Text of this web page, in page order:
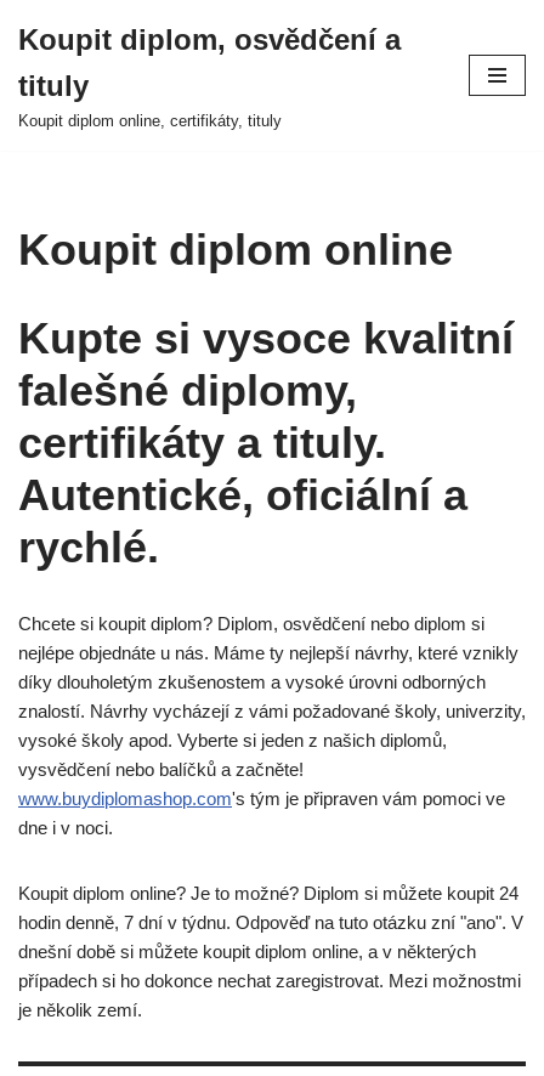
na
obsah
Koupit diplom, osvědčení a
tituly
Koupit diplom online, certifikáty, tituly
Koupit diplom online
Kupte si vysoce kvalitní
falešné diplomy,
certifikáty a tituly.
Autentické, oficiální a
rychlé.
Chcete si koupit diplom? Diplom, osvědčení nebo diplom si
nejlépe objednáte u nás. Máme ty nejlepší návrhy, které vznikly
díky dlouholetým zkušenostem a vysoké úrovni odborných
znalostí. Návrhy vycházejí z vámi požadované školy, univerzity,
vysoké školy apod. Vyberte si jeden z našich diplomů,
vysvědčení nebo balíčků a začněte!
www.buydiplomashop.com's tým je připraven vám pomoci ve
dne i v noci.
Koupit diplom online? Je to možné? Diplom si můžete koupit 24
hodin denně, 7 dní v týdnu. Odpověď na tuto otázku zní "ano". V
dnešní době si můžete koupit diplom online, a v některých
případech si ho dokonce nechat zaregistrovat. Mezi možnostmi
je několik zemí.